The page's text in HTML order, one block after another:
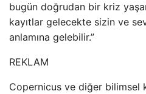
bugün doğrudan bir kriz
kayıtlar gelecekte sizin ve
anlamına gelebilir.”
REKLAM
Copernicus ve diğer bilimsel